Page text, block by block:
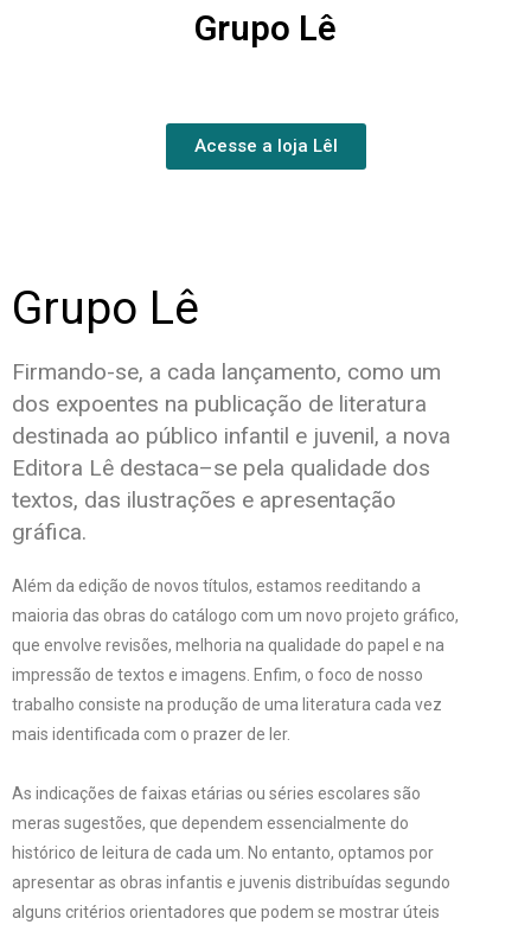
Grupo Lê
Acesse a loja Lêl
Grupo Lê
Firmando-se, a cada lançamento, como um
dos expoentes na publicação de literatura
destinada ao público infantil e juvenil, a nova
Editora Lê destaca–se pela qualidade dos
textos, das ilustrações e apresentação
gráfica.
Além da edição de novos títulos, estamos reeditando a
maioria das obras do catálogo com um novo projeto gráfico,
que envolve revisões, melhoria na qualidade do papel e na
impressão de textos e imagens. Enfim, o foco de nosso
trabalho consiste na produção de uma literatura cada vez
mais identificada com o prazer de ler.
As indicações de faixas etárias ou séries escolares são
meras sugestões, que dependem essencialmente do
histórico de leitura de cada um. No entanto, optamos por
apresentar as obras infantis e juvenis distribuídas segundo
alguns critérios orientadores que podem se mostrar úteis